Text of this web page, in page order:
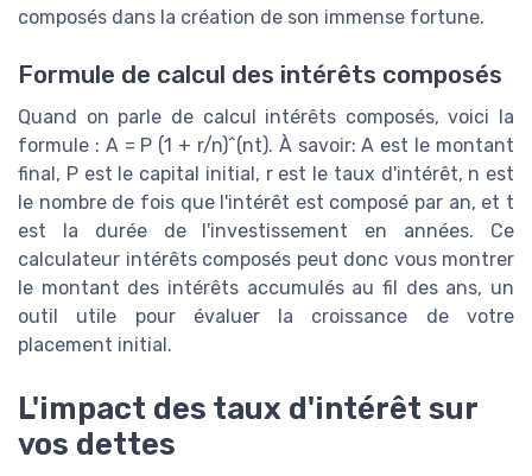
composés dans la création de son immense fortune.
Formule de calcul des intérêts composés
Quand on parle de calcul intérêts composés, voici la
formule : A = P (1 + r/n)^(nt). À savoir: A est le montant
final, P est le capital initial, r est le taux d'intérêt, n est
le nombre de fois que l'intérêt est composé par an, et t
est la durée de l'investissement en années. Ce
calculateur intérêts composés peut donc vous montrer
le montant des intérêts accumulés au fil des ans, un
outil utile pour évaluer la croissance de votre
placement initial.
L'impact des taux d'intérêt sur
vos dettes